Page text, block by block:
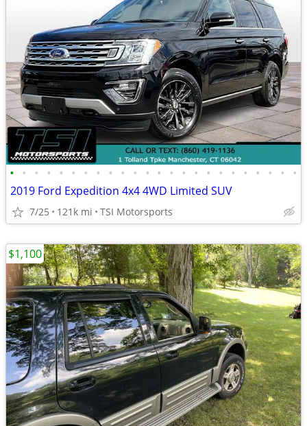
• • • • • • • • • • • • • • • • • • • • • • • •
2019 Ford Expedition 4x4 4WD Limited SUV
7/25 121k mi TSI Motorsports
$1,100